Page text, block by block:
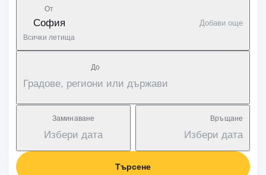
От
София
Всички летища
Добави още
Дo
Градове, региони или държави
Заминаване
Избери дата
Връщане
Избери дата
Търсене